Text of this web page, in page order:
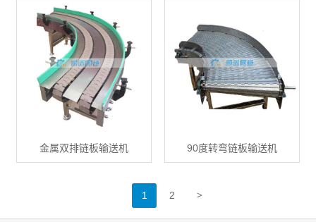
金属双排链板输送机 90度转弯链板输送机
1 2 >